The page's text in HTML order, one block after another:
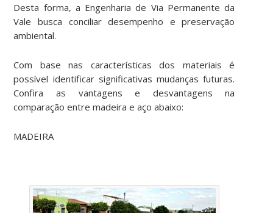
Desta forma, a Engenharia de Via Permanente da
Vale busca conciliar desempenho e preservação
ambiental.
Com base nas características dos materiais é
possível identificar significativas mudanças futuras.
Confira as vantagens e desvantagens na
comparação entre madeira e aço abaixo:
MADEIRA